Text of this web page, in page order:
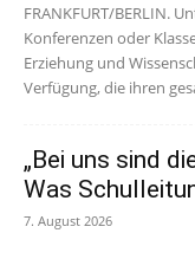
FRANKFURT/BERLIN.
Konferenzen oder
Erziehung und
Verfügung, die ihren
„Bei uns sind
Was
7. August 2026